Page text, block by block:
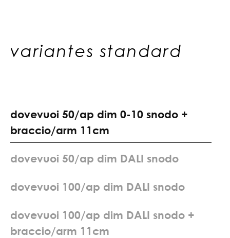
variantes standard
dovevuoi 50/ap dim 0-10 snodo +
braccio/arm 1 1cm
dovevuoi 50/ap dim DALI snodo
dovevuoi 100/ap dim DALI snodo
dovevuoi 100/ap dim DALI snodo +
braccio/arm 1 1cm